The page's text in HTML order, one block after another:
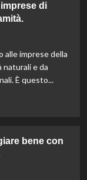
di
alle imprese della
naturali e da
È questo...
bene con